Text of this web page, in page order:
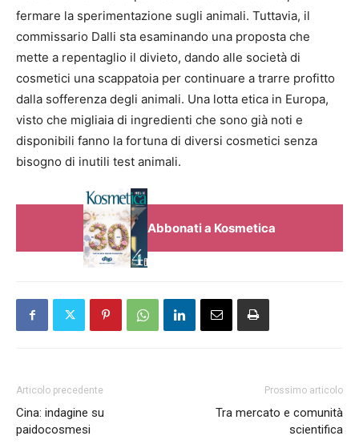
fermare la sperimentazione sugli animali. Tuttavia, il
commissario Dalli sta esaminando una proposta che
mette a repentaglio il divieto, dando alle società di
cosmetici una scappatoia per continuare a trarre profitto
dalla sofferenza degli animali. Una lotta etica in Europa,
visto che migliaia di ingredienti che sono già noti e
disponibili fanno la fortuna di diversi cosmetici senza
bisogno di inutili test animali.
Abbonati a Kosmetica
Articolo precedente
Cina: indagine su
paidocosmesi
Prossimo articolo
Tra mercato e comunità
scientifica